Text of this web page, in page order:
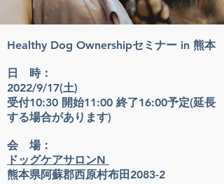
Healthy Dog Ownershipセミナー in 熊本
日 時：
2022/9/17(土)
受付10:30 開始11:00 終了16:00予定(延長
する場合があります)
会 場：
ドッグケアサロンN
熊本県阿蘇郡西原村布田2083-2